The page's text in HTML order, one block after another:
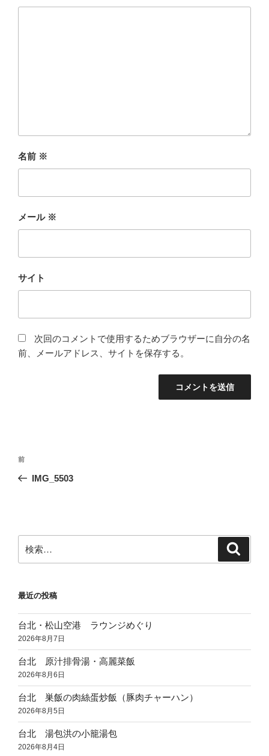
名前 ※
メール ※
サイト
次回のコメントで使用するためブラウザーに自分の名
前、メールアドレス、サイトを保存する。
投
ナ
ー
シ
前
の
前
IMG_5503
索:
最近の投稿
台北・松山空港 ラウンジめぐり
2026年8月7日
台北 原汁排骨湯・高麗菜飯
2026年8月6日
台北 巣飯の肉絲蛋炒飯（豚肉チャーハン）
2026年8月5日
台北 湯包洪の小籠湯包
2026年8月4日